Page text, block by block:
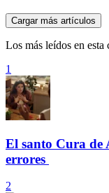
Cargar más artículos
Los más leídos en esta
1
El santo Cura de
errores
2